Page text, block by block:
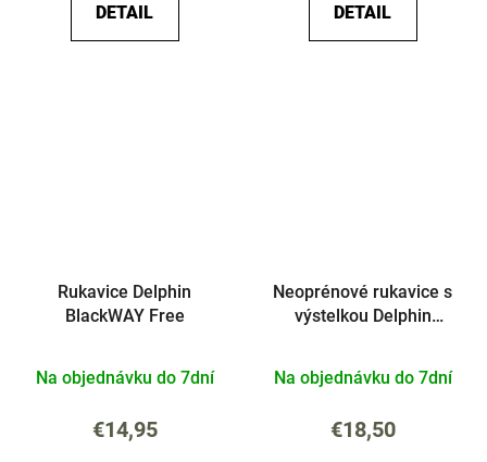
DETAIL DETAIL
Rukavice Delphin
BlackWAY Free
Na objednávku do 7dní
€14,95
Neoprénové rukavice s
výstelkou Delphin
Na objednávku do 7dní
€18,50